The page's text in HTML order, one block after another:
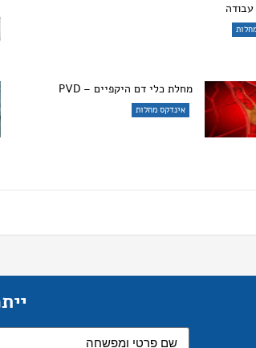
מחלת כלי דם היקפיים – PVD
אינדקס מחלות